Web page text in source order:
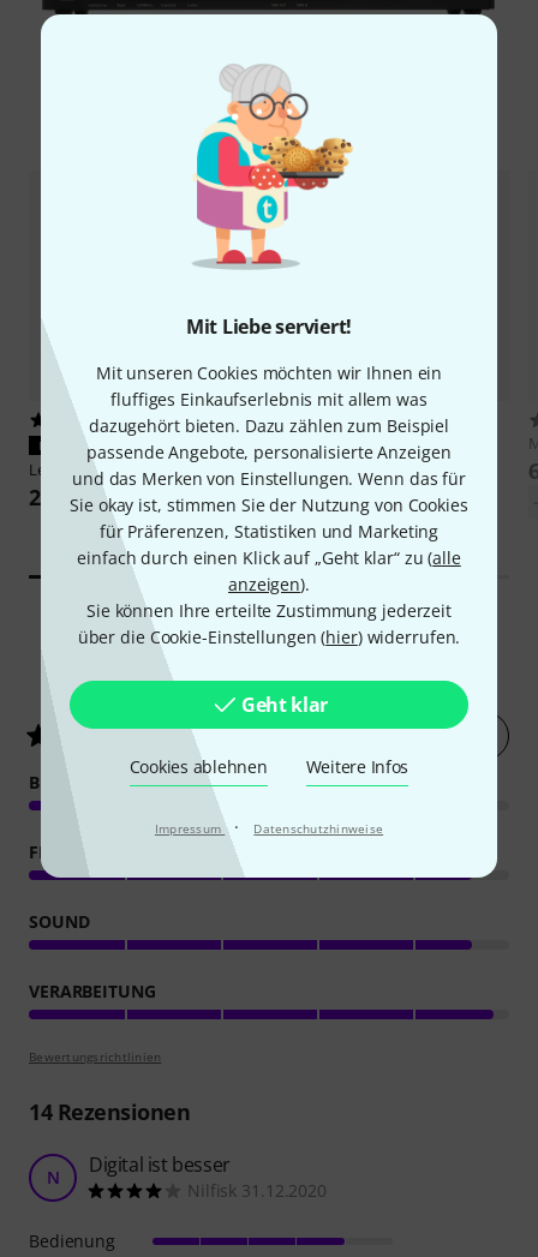
Mit Liebe serviert!
Mit unseren Cookies möchten wir Ihnen ein
fluffiges Einkaufserlebnis mit allem was
dazugehört bieten. Dazu zählen zum Beispiel
passende Angebote, personalisierte Anzeigen
und das Merken von Einstellungen. Wenn das für
Sie okay ist, stimmen Sie der Nutzung von Cookies
für Präferenzen, Statistiken und Marketing
einfach durch einen Klick auf „Geht klar“ zu (alle
anzeigen).
Sie können Ihre erteilte Zustimmung jederzeit
über die Cookie-Einstellungen (hier) widerrufen.
Geht klar
Cookies ablehnen Weitere Infos
Impressum · Datenschutzhinweise
Zubehör & passende Artikel
1477
PASST GARANTIERT
Lead Foot LFD-2
21 €
140
PASST GARANTIERT
Boss
111 €
UVP: 145 €
-23%
18Kundenbewertungen
4.6/ 5 Jetzt bewerten
BEDIENUNG
FEATURES
SOUND
VERARBEITUNG
Bewertungsrichtlinien
14Rezensionen
N Digital ist besser
Nilfisk 31.12.2020
Bedienung